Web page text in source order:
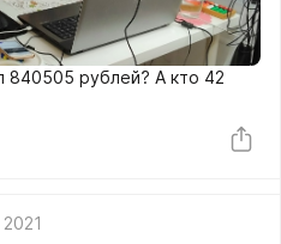
840505 рублей? А кто 42